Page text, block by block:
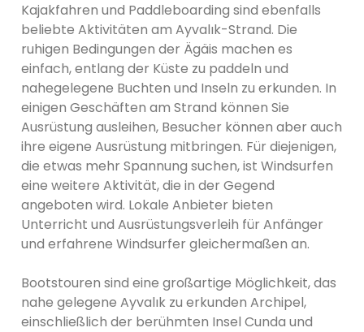
Kajakfahren und Paddleboarding sind ebenfalls
beliebte Aktivitäten am Ayvalık-Strand. Die
ruhigen Bedingungen der Ägäis machen es
einfach, entlang der Küste zu paddeln und
nahegelegene Buchten und Inseln zu erkunden. In
einigen Geschäften am Strand können Sie
Ausrüstung ausleihen, Besucher können aber auch
ihre eigene Ausrüstung mitbringen. Für diejenigen,
die etwas mehr Spannung suchen, ist Windsurfen
eine weitere Aktivität, die in der Gegend
angeboten wird. Lokale Anbieter bieten
Unterricht und Ausrüstungsverleih für Anfänger
und erfahrene Windsurfer gleichermaßen an.
Bootstouren sind eine großartige Möglichkeit, das
nahe gelegene Ayvalık zu erkunden Archipel,
einschließlich der berühmten Insel Cunda und